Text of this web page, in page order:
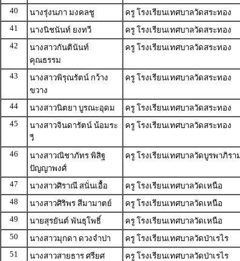
40 นางรุ่งนภา มงคลชู ครู โรงเรียนเทศบาลวัดสระทอง
41
นางนิชนันท์ ยงทวี ครู โรงเรียนเทศบาลวัดสระทอง
42
นางสาวกันตินันท์
คุณธรรม
ครู โรงเรียนเทศบาลวัดสระทอง
43
นางสาวพิรุณรัตน์ กว้าง
ขวาง
ครู โรงเรียนเทศบาลวัดสระทอง
44 นางสาวนิตยา บูรณะอุดม ครู โรงเรียนเทศบาลวัดสระทอง
45
นางสาวจินดารัตน์ น้อมระ
วี
ครู โรงเรียนเทศบาลวัดสระทอง
46
นางสาวณิชาภัทร พิสิฐ
ปัญญาพงศ์
ครู โรงเรียนเทศบาลวัดบูรพาภิรา
47 นางสาวศิราณี สนั่นเอื้อ ครู โรงเรียนเทศบาลวัดเหนือ
48
นางสาวศิริพร สีมามาตย์ ครู โรงเรียนเทศบาลวัดเหนือ
49
นายสุรยันต์ พันธุโพธิ์ ครู โรงเรียนเทศบาลวัดเหนือ
50
นางสาวมุกดา ดวงจำปา ครู โรงเรียนเทศบาลวัดป่าเรไร
51
นางสาวสายธาร ศรียศ ครู โรงเรียนเทศบาลวัดป่าเรไร